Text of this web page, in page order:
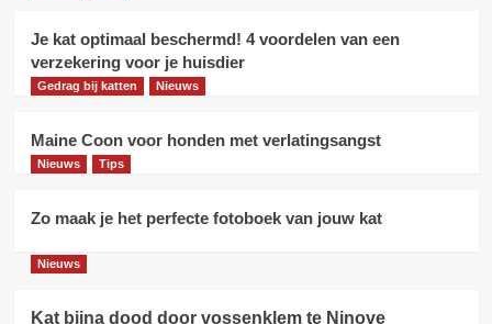
Nieuws
Vloerverwarming: ideaal voor katten
Nieuws
Je kat optimaal beschermd! 4 voordelen van een
verzekering voor je huisdier
Gedrag bij katten Nieuws
Maine Coon voor honden met verlatingsangst
Nieuws Tips
Zo maak je het perfecte fotoboek van jouw kat
Nieuws
Kat bijna dood door vossenklem te Ninove